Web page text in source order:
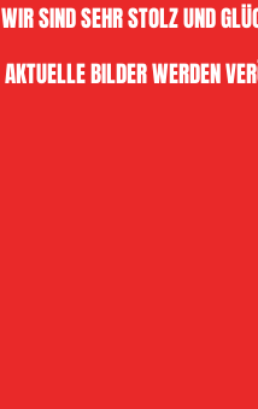
WIR SIND SEHR STOLZ UND
AKTUELLE BILDER WERDEN